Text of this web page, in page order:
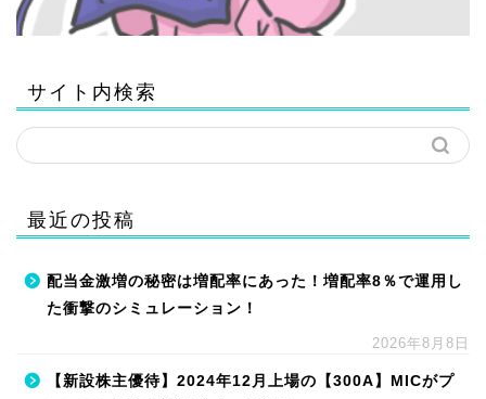
サイト内検索
最近の投稿
配当金激増の秘密は増配率にあった！増配率8％で運用し
た衝撃のシミュレーション！
2026年8月8日
【新設株主優待】2024年12月上場の【300A】MICがプ